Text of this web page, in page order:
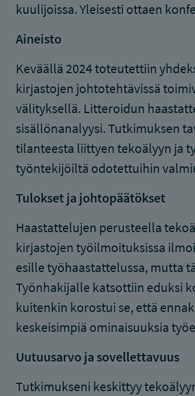
kuulijoissa. Yleisesti ottaen
Aineisto
Keväällä 2024 toteutettiin
kirjastojen johtotehtävissä
välityksellä. Litteroidun
sisällönanalyysi. Tutkimuksen
tilanteesta liittyen tekoälyyn ja
työntekijöiltä odotettuihin
Tulokset ja johtopäätökset
Haastattelujen perusteella
kirjastojen työilmoituksissa
esille työhaastattelussa, mutta
Työnhakijalle katsottiin eduksi
kuitenkin korostui se, että
keskeisimpiä ominaisuuksia
Uutuusarvo ja sovellettavuus
Tutkimukseni keskittyy